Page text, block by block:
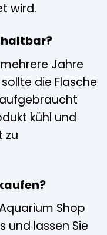
wird.
haltbar?
Jahre
die Flasche
kühl und
zu
Shop
und lassen Sie